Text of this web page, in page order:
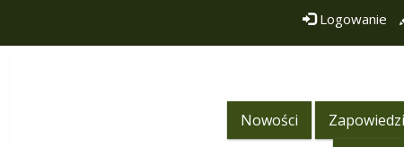
Logowanie
Nowości Zapowiedzi